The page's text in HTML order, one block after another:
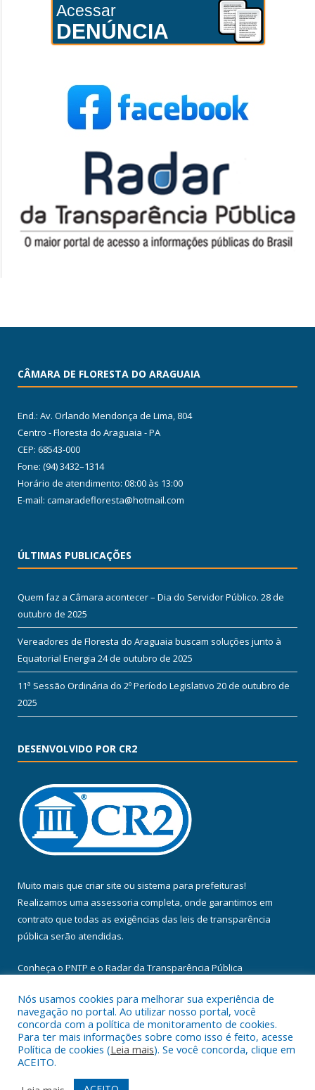
Acessar
DENÚNCIA
CÂMARA DE FLORESTA DO ARAGUAIA
End.: Av. Orlando Mendonça de Lima, 804
Centro - Floresta do Araguaia - PA
CEP: 68543-000
Fone: (94) 3432–1314
Horário de atendimento: 08:00 às 13:00
E-mail: camaradefloresta@hotmail.com
ÚLTIMAS PUBLICAÇÕES
Quem faz a Câmara acontecer – Dia do Servidor Público. 28 de
outubro de 2025
Vereadores de Floresta do Araguaia buscam soluções junto à
Equatorial Energia 24 de outubro de 2025
11ª Sessão Ordinária do 2º Período Legislativo 20 de outubro de
2025
DESENVOLVIDO POR CR2
Muito mais que criar site ou sistema para prefeituras!
Realizamos uma assessoria completa, onde garantimos em
contrato que todas as exigências das leis de transparência
pública serão atendidas.
Conheça o PNTP e o Radar da Transparência Pública
Todos os direitos reservados a Câmara Municipal de Floresta do
Araguaia.
Nós usamos cookies para melhorar sua experiência de
navegação no portal. Ao utilizar nosso portal, você
concorda com a política de monitoramento de cookies.
Para ter mais informações sobre como isso é feito, acesse
Política de cookies (Leia mais). Se você concorda, clique em
ACEITO.